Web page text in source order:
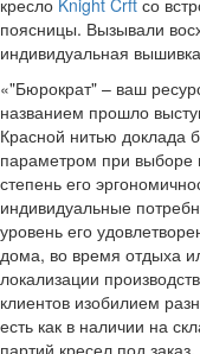
кресло Knight Crft со
поясницы. Вызывали
индивидуальная
«"Бюрократ" – ваш
названием прошло
Красной нитью доклада
параметром при выборе
степень его
индивидуальные
уровень его
дома, во время отдыха
локализации
клиентов изобилием
есть как в наличии на
партий кресел под заказ.